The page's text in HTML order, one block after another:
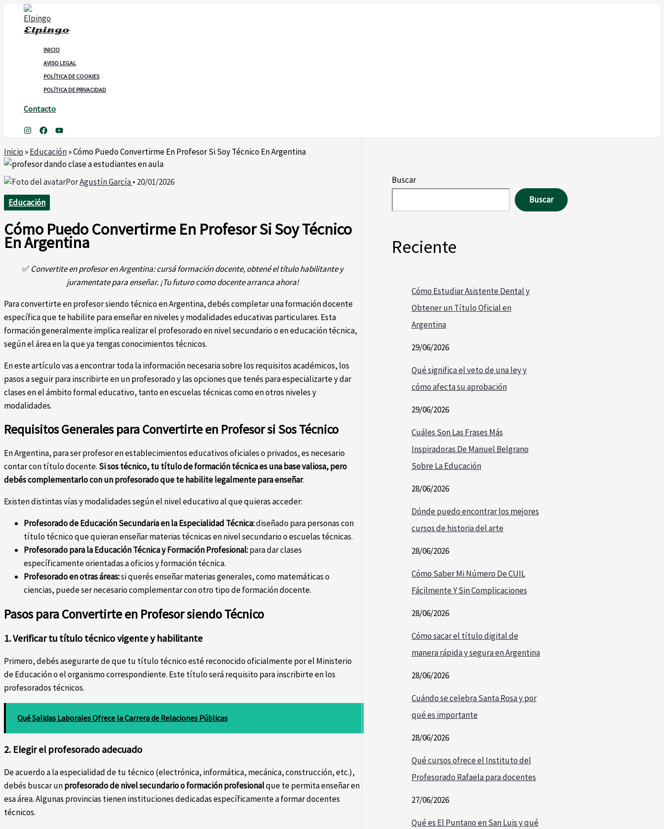
contenido
Elpingo
INICIO
AVISO LEGAL
POLÍTICA DE COOKIES
POLÍTICA DE PRIVACIDAD
Contacto
Inicio »Educación»Cómo Puedo Convertirme En Profesor Si Soy Técnico En Argentina
PorAgustín García• 20/01/2026
Educación
Cómo Puedo Convertirme En Profesor Si Soy Técnico
En Argentina
✅ Convertite en profesor en Argentina: cursá formación docente, obtené el título habilitante y
juramentate para enseñar. ¡Tu futuro como docente arranca ahora!
Para convertirte en profesor siendo técnico en Argentina, debés completar una formación docente
específica que te habilite para enseñar en niveles y modalidades educativas particulares. Esta
formación generalmente implica realizar el profesorado en nivel secundario o en educación técnica,
según el área en la que ya tengas conocimientos técnicos.
En este artículo vas a encontrar toda la información necesaria sobre los requisitos académicos, los
pasos a seguir para inscribirte en un profesorado y las opciones que tenés para especializarte y dar
clases en el ámbito formal educativo, tanto en escuelas técnicas como en otros niveles y
modalidades.
Requisitos Generales para Convertirte en Profesor si Sos Técnico
En Argentina, para ser profesor en establecimientos educativos oficiales o privados, es necesario
contar con título docente. Si sos técnico, tu título de formación técnica es una base valiosa, pero
debés complementarlo con un profesorado que te habilite legalmente para enseñar.
Existen distintas vías y modalidades según el nivel educativo al que quieras acceder:
Profesorado de Educación Secundaria en la Especialidad Técnica:diseñado para personas con
título técnico que quieran enseñar materias técnicas en nivel secundario o escuelas técnicas.
Profesorado para la Educación Técnica y Formación Profesional:para dar clases
específicamente orientadas a oficios y formación técnica.
Profesorado en otras áreas:si querés enseñar materias generales, como matemáticas o
ciencias, puede ser necesario complementar con otro tipo de formación docente.
Pasos para Convertirte en Profesor siendo Técnico
1. Verificar tu título técnico vigente y habilitante
Primero, debés asegurarte de que tu título técnico esté reconocido oficialmente por el Ministerio
de Educación o el organismo correspondiente. Este título será requisito para inscribirte en los
profesorados técnicos.
Qué Salidas Laborales Ofrece la Carrera de Relaciones Públicas
2. Elegir el profesorado adecuado
De acuerdo a la especialidad de tu técnico (electrónica, informática, mecánica, construcción, etc.),
debés buscar unprofesorado de nivel secundario o formación profesionalque te permita enseñar en
esa área. Algunas provincias tienen instituciones dedicadas específicamente a formar docentes
técnicos.
Buscar
Buscar
Reciente
Cómo Estudiar Asistente Dental y
Obtener un Título Oficial en
Argentina
29/06/2026
Qué significa el veto de una ley y
cómo afecta su aprobación
29/06/2026
Cuáles Son Las Frases Más
Inspiradoras De Manuel Belgrano
Sobre La Educación
28/06/2026
Dónde puedo encontrar los mejores
cursos de historia del arte
28/06/2026
Cómo Saber Mi Número De CUIL
Fácilmente Y Sin Complicaciones
28/06/2026
Cómo sacar el título digital de
manera rápida y segura en Argentina
28/06/2026
Cuándo se celebra Santa Rosa y por
qué es importante
28/06/2026
Qué cursos ofrece el Instituto del
Profesorado Rafaela para docentes
27/06/2026
Qué es El Puntano en San Luis y qué